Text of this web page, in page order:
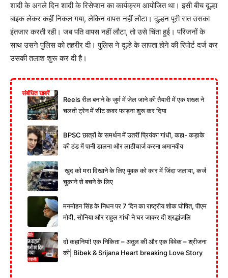
शादी के अगले दिन शादी के रिसेप्शन का कार्यक्रम आयोजित था। इसी बीच दूल्हा
बाइक लेकर कहीं निकल गया, लेकिन वापस नहीं लौटा। दुल्हन पूरी रात उसका
इंतजार करती रही। जब पति वापस नहीं लौटा, तो उसे चिंता हुई। परिजनों के
साथ उसने पुलिस को तहरीर दी। पुलिस ने दूल्हे के लापता होने की रिपोर्ट दर्ज कर
उसकी तलाश शुरू कर दी है।
संबंधित खबरें
Reels रील बनाने के जुर्म में जेल जाने की तैयारी में एक शख्स ने
चलती ट्रेन में सीट कवर फाड़ना शुरू कर दिया
BPSC छात्रों के समर्थन में उतरीं प्रियंका गांधी, कहा- कड़ाके
की ठंड में पानी डालना और लाठीचार्ज करना अमानवीय
खुद को मरा दिखाने के लिए युवक को कार में जिंदा जलाया, कर्ज
चुकाने से बचने के लिए
मनमोहन सिंह के निधन पर 7 दिन का राष्ट्रीय शोक घोषित, पीएम
मोदी, सोनिया और राहुल गांधी ने घर जाकर दी श्रद्धांजलि
दो कहानियां! एक निकिता – अतुल की और एक विवेक – श्रीजना
की| Bibek & Srijana Heart breaking Love Story